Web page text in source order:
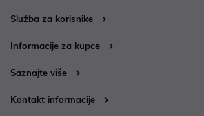
Služba za korisnike
Informacije za kupce
Saznajte više
Kontakt informacije